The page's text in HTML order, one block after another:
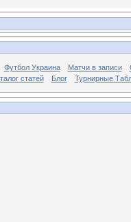
Футбол Украина Матчи в записи
статей Блог Турнирные